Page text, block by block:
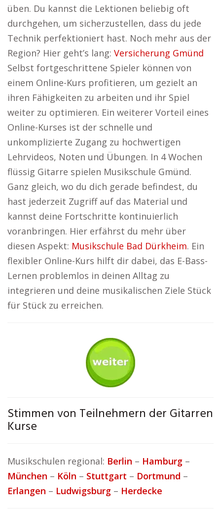
üben. Du kannst die Lektionen beliebig oft
durchgehen, um sicherzustellen, dass du jede
Technik perfektioniert hast. Noch mehr aus der
Region? Hier geht’s lang: Versicherung Gmünd
Selbst fortgeschrittene Spieler können von
einem Online-Kurs profitieren, um gezielt an
ihren Fähigkeiten zu arbeiten und ihr Spiel
weiter zu optimieren. Ein weiterer Vorteil eines
Online-Kurses ist der schnelle und
unkomplizierte Zugang zu hochwertigen
Lehrvideos, Noten und Übungen. In 4 Wochen
flüssig Gitarre spielen Musikschule Gmünd.
Ganz gleich, wo du dich gerade befindest, du
hast jederzeit Zugriff auf das Material und
kannst deine Fortschritte kontinuierlich
voranbringen. Hier erfährst du mehr über
diesen Aspekt: Musikschule Bad Dürkheim. Ein
flexibler Online-Kurs hilft dir dabei, das E-Bass-
Lernen problemlos in deinen Alltag zu
integrieren und deine musikalischen Ziele Stück
für Stück zu erreichen.
Stimmen von Teilnehmern der Gitarren
Kurse
Musikschulen regional: Berlin – Hamburg –
München – Köln – Stuttgart – Dortmund –
Erlangen – Ludwigsburg – Herdecke